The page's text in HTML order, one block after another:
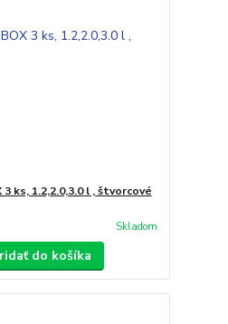
3 ks, 1.2,2.0,3.0 l , štvorcové
Skladom
do košíka